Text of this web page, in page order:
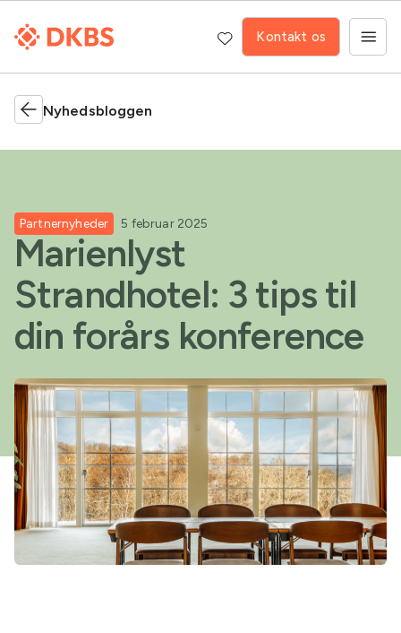
Kontakt os
Nyhedsbloggen
Partnernyheder 5 februar 2025
Marienlyst
Strandhotel: 3 tips til
din forårs konference